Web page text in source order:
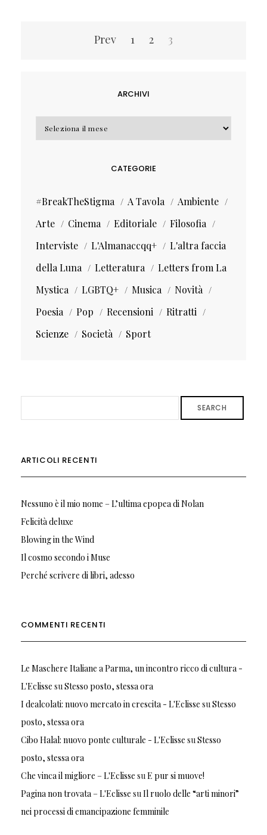
NavigazionePrev 1 2 3
ARCHIVI
CATEGORIE
#BreakTheStigma A Tavola
Ambiente
Arte
Cinema Editoriale
Filosofia
Interviste
L'Almanaccqq+
L'altra faccia
della Luna
Letteratura
Letters from La
Mystica
LGBTQ+ Musica
Novità
Poesia
Pop Recensioni
Ritratti
Scienze
Società Sport
SEARCH
ARTICOLI RECENTI
Nessuno è il mio nome – L’ultima epopea di Nolan
Felicità deluxe
Blowing in the Wind
Il cosmo secondo i Muse
Perché scrivere di libri, adesso
COMMENTI RECENTI
Le Maschere Italiane a Parma, un incontro ricco di cultura -
L'Eclisse su Stesso posto, stessa ora
I dealcolati: nuovo mercato in crescita - L'Eclisse su Stesso
posto, stessa ora
Cibo Halal: nuovo ponte culturale - L'Eclisse su Stesso
posto, stessa ora
Che vinca il migliore – L'Eclisse su E pur si muove!
Pagina non trovata – L'Eclisse su Il ruolo delle “arti minori”
nei processi di emancipazione femminile